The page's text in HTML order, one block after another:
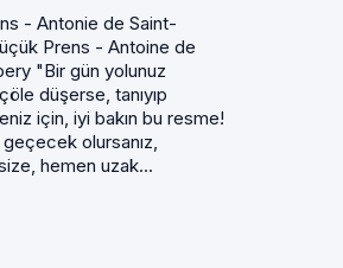
- Antonie de Saint-
Prens - Antoine de
"Bir gün yolunuz
düşerse, tanıyıp
için, iyi bakın bu resme!
olursanız,
size, hemen uzak...